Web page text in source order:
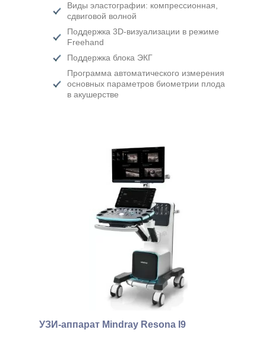
Виды эластографии: компрессионная,
сдвиговой волной
Поддержка 3D-визуализации в режиме
Freehand
Поддержка блока ЭКГ
Программа автоматического измерения
основных параметров биометрии плода
в акушерстве
УЗИ-аппарат Mindray Resona I9